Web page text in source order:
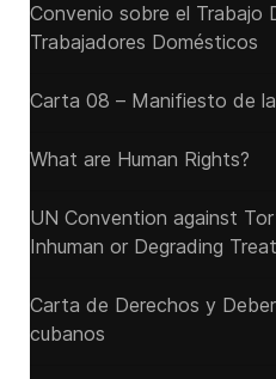
Convenio sobre el Trabajo
Trabajadores Domésticos
Carta 08 – Manifiesto de
What are Human Rights?
UN Convention against
Inhuman or Degrading
Carta de Derechos y
cubanos